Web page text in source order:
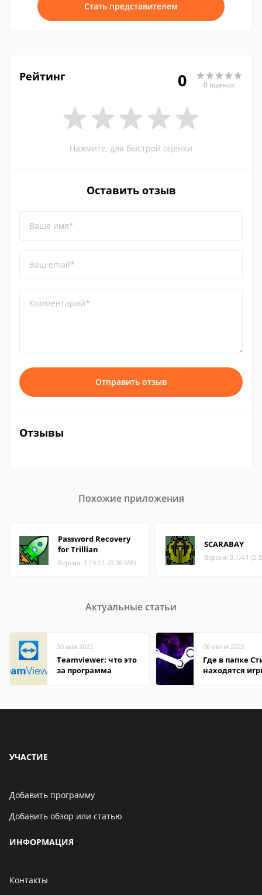
Стать представителем
Рейтинг 0 0 оценок
Нажмите, для быстрой оценки
Оставить отзыв
Ваше имя*
Ваш email*
Комментарий*
Отправить отзыв
Отзывы
Похожие приложения
Password Recovery
for Trillian
Версия: 1.19.11. (0.36 МБ)
SCARABAY
Версия: 3.1.4.1
Актуальные статьи
30 мая 2022
Teamviewer: что это
за программа
06 июня 2022
Где в папке
находятся
УЧАСТИЕ
Добавить программу
Добавить обзор или статью
ИНФОРМАЦИЯ
Контакты